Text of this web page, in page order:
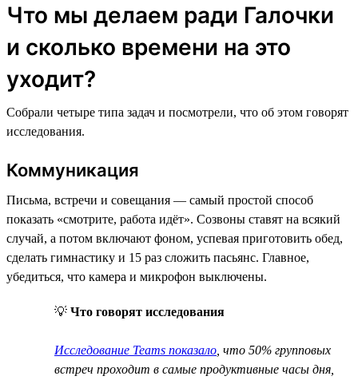
Что мы делаем ради Галочки
и сколько времени на это
уходит?
Собрали четыре типа задач и посмотрели, что об этом говорят
исследования.
Коммуникация
Письма, встречи и совещания — самый простой способ
показать «смотрите, работа идёт». Созвоны ставят на всякий
случай, а потом включают фоном, успевая приготовить обед,
сделать гимнастику и 15 раз сложить пасьянс. Главное,
убедиться, что камера и микрофон выключены.
💡 Что говорят исследования
Исследование Teams показало , что 50% групповых
встреч проходит в самые продуктивные часы дня,